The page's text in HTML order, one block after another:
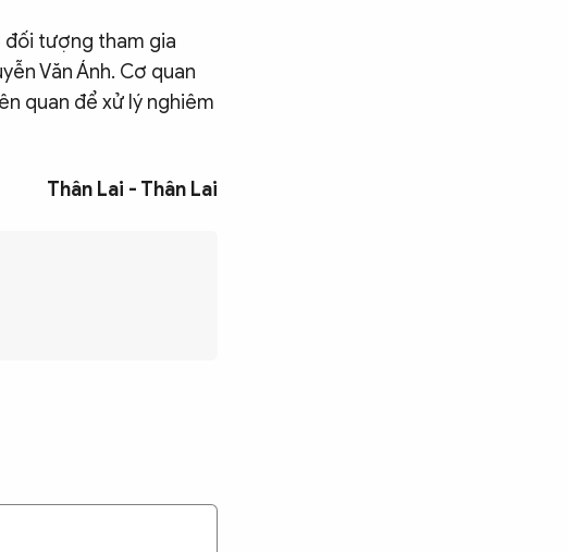
đối tượng tham gia
Văn Ánh. Cơ quan
quan để xử lý nghiêm
Thân Lai - Thân Lai